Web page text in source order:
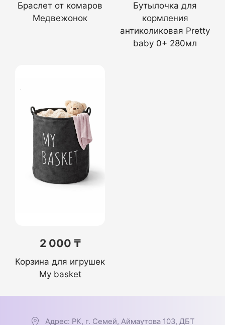
Браслет от комаров
Медвежонок
Бутылочка для
кормления
антиколиковая Pretty
baby 0+ 280мл
2 000 ₸
Корзина для игрушек
My basket
Адрес: РК, г. Семей, Аймаутова 103, ДБТ